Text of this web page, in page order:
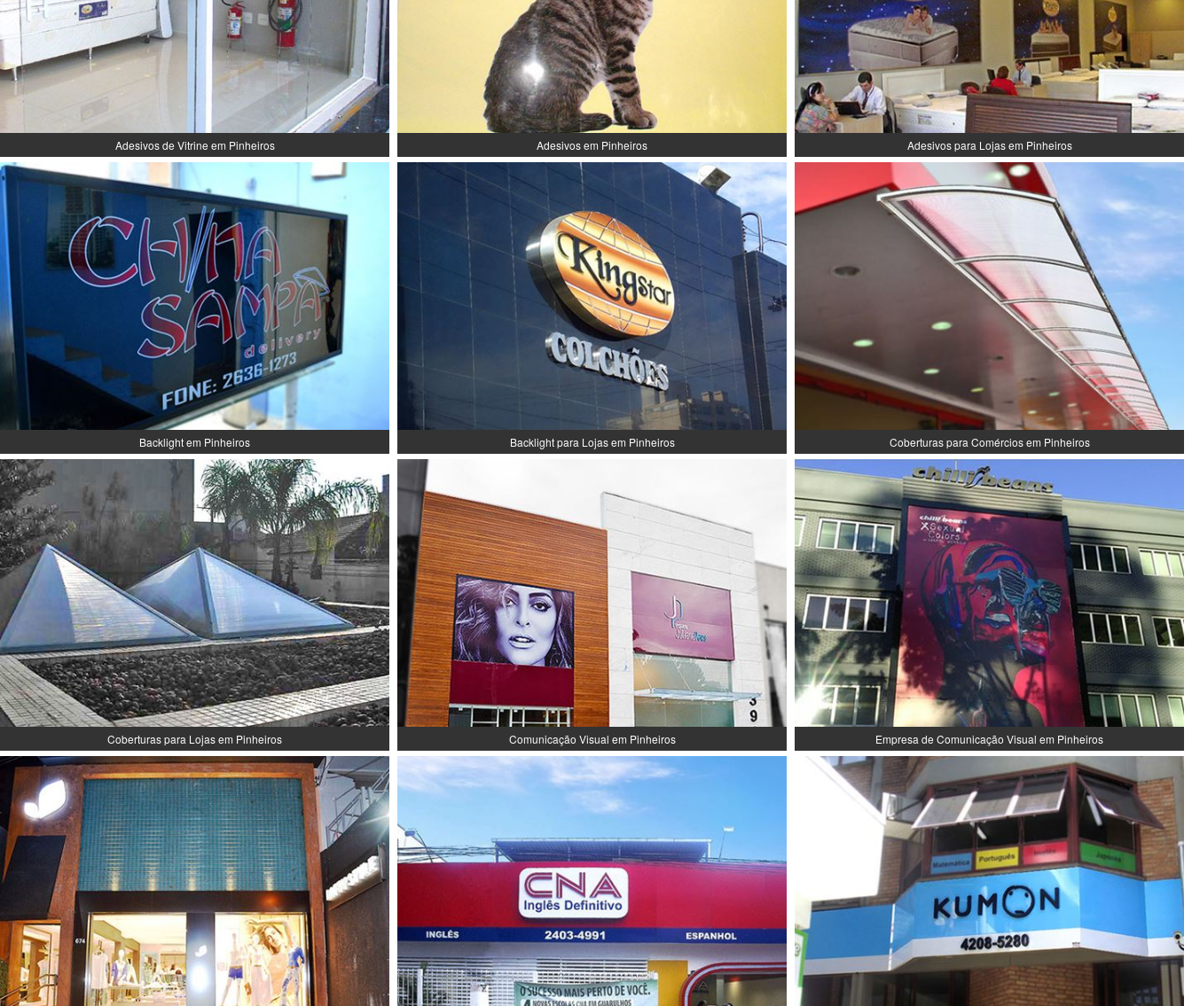
Adesivos de Vitrine em Pinheiros Adesivos em Pinheiros Adesivos para Lojas em Pinheiros
Backlight em Pinheiros Backlight para Lojas em Pinheiros Coberturas para Comércios em Pinheiros
Coberturas para Lojas em Pinheiros Comunicação Visual em Pinheiros Empresa de Comunicação Visual em Pinheiros